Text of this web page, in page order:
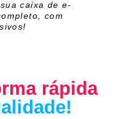
caixa de e-
com
rápida